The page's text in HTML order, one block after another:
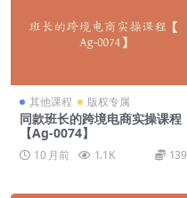
其他课程 版权专属
同款班长的跨境电商实操课程
【Ag-0074】
10 月前 1.1K 139